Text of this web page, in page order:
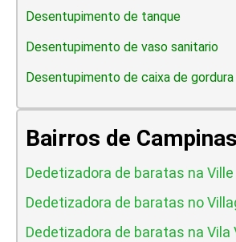
Desentupimento de tanque
Desentupimento de vaso sanitario
Desentupimento de caixa de gordura
Bairros de Campinas
Dedetizadora de baratas na
Dedetizadora de baratas no
Dedetizadora de baratas na Vila